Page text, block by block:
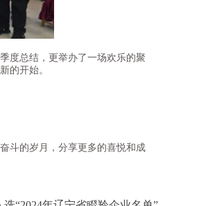
度总结，更举办了一场欢乐的聚
的开始。
斗的岁月，分享更多的喜悦和成